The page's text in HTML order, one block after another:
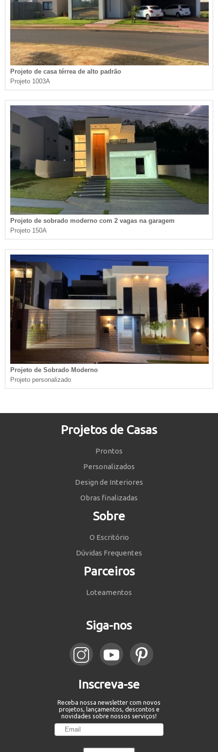
Projeto de casa térrea de alto padrão
Projeto 1003A
Projeto de sobrado moderno com 2 vagas na garagem
Projeto 150A
Projeto de Sobrado Moderno
Projeto personalizado
Projetos de Casas
Prontos
Personalizados
Design de Interiores
Obras finalizadas
Sobre
O Escritório
Dúvidas Frequentes
Parceiros
Loteamentos
Siga-nos
Inscreva-se
Receba nossa newsletter com novos
projetos, lançamentos, descontos e
novidades sobre nossos serviços!